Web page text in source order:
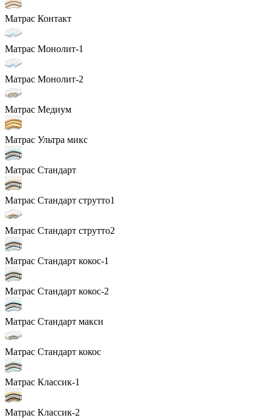
Матрас Контакт
Матрас Монолит-1
Матрас Монолит-2
Матрас Медиум
Матрас Ультра микс
Матрас Стандарт
Матрас Стандарт струтто1
Матрас Стандарт струтто2
Матрас Стандарт кокос-1
Матрас Стандарт кокос-2
Матрас Стандарт макси
Матрас Стандарт кокос
Матрас Классик-1
Матрас Классик-2